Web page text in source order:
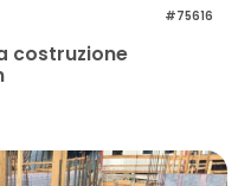
#75616
costruzione